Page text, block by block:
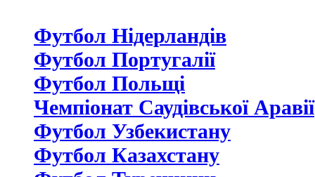
Футбол Нідерландiв
Футбол Португалії
Футбол Польщі
Чемпіонат Саудівської Аравії
Футбол Узбекистану
Футбол Казахстану